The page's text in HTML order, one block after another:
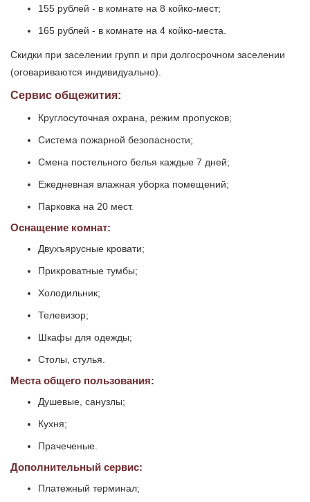
155 рублей - в комнате на 8 койко-мест;
165 рублей - в комнате на 4 койко-места.
Скидки при заселении групп и при долгосрочном заселении
(оговариваются индивидуально).
Сервис общежития:
Круглосуточная охрана, режим пропусков;
Система пожарной безопасности;
Смена постельного белья каждые 7 дней;
Ежедневная влажная уборка помещений;
Парковка на 20 мест.
Оснащение комнат:
Двухъярусные кровати;
Прикроватные тумбы;
Холодильник;
Телевизор;
Шкафы для одежды;
Столы, стулья.
Места общего пользования:
Душевые, санузлы;
Кухня;
Прачеченые.
Дополнительный сервис:
Платежный терминал;